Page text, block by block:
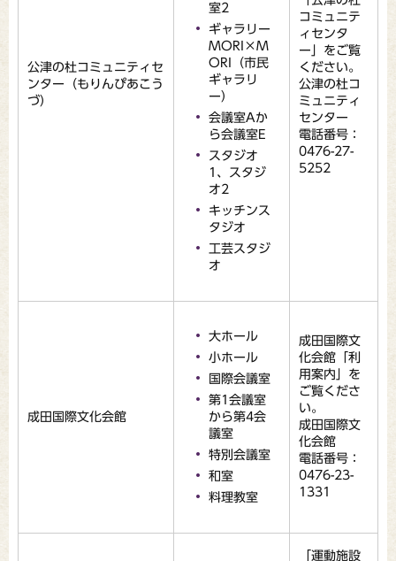
公津の杜コミュニティセ
ンター（もりんぴあこう
づ）
室2
ギャラリー
MORI×M
ORI（市民
ギャラリ
ー）
会議室Aか
ら会議室E
スタジオ
1、スタジ
オ2
キッチンス
タジオ
工芸スタジ
オ
コミュニテ
ィセンタ
ー」をご覧
ください。
公津の杜コ
ミュニティ
センター
電話番号：
0476-27-
5252
成田国際文化会館
大ホール
小ホール
国際会議室
第1会議室
から第4会
議室
特別会議室
和室
料理教室
成田国際文
化会館「利
用案内」を
ご覧くださ
い。
成田国際文
化会館
電話番号：
0476-23-
1331
「運動施設